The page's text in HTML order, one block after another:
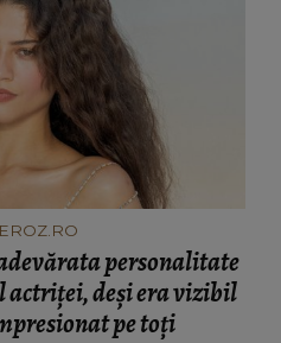
personalitate
actriței, deși era vizibil
pe toți